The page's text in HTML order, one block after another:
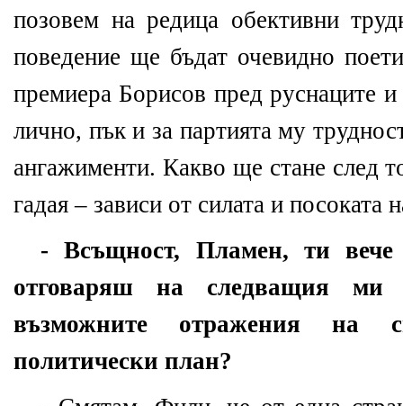
позовем на редица обективни
поведение ще бъдат очевидно
премиера Борисов пред руснаците
лично, пък и за партията му
ангажименти. Какво ще стане след
гадая – зависи от силата и посоката
- Всъщност, Пламен, ти вече
отговаряш на следващия
възможните отражения на
политически план?